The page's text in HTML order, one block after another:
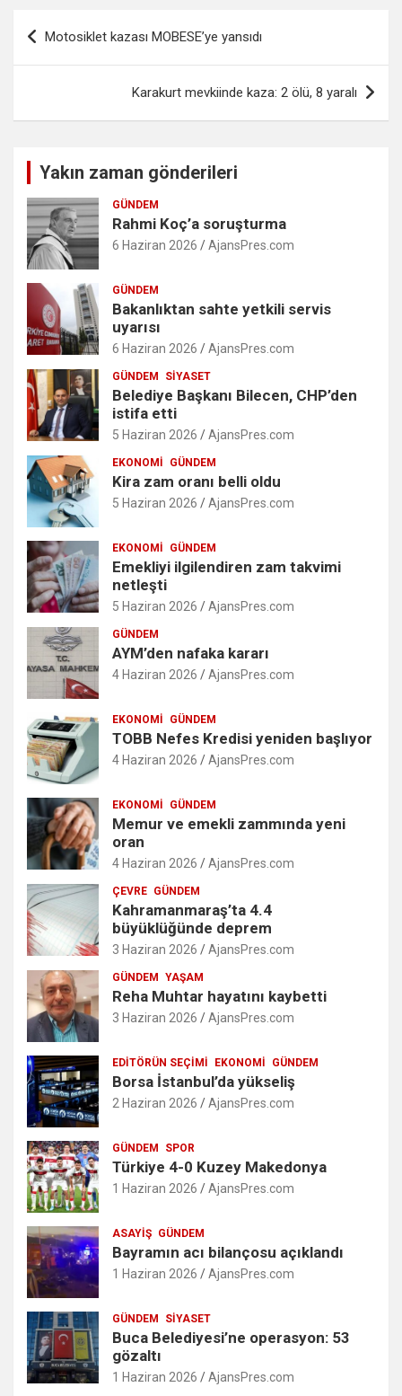
Yazı
gezinmesi
Motosiklet kazası MOBESE’ye yansıdı
Karakurt mevkiinde kaza: 2 ölü, 8 yaralı
Yakın zaman gönderileri
GÜNDEM
Rahmi Koç’a soruşturma
6 Haziran 2026 AjansPres.com
GÜNDEM
Bakanlıktan sahte yetkili servis
uyarısı
6 Haziran 2026 AjansPres.com
GÜNDEM SIYASET
Belediye Başkanı Bilecen, CHP’den
istifa etti
5 Haziran 2026 AjansPres.com
EKONOMI GÜNDEM
Kira zam oranı belli oldu
5 Haziran 2026 AjansPres.com
EKONOMI GÜNDEM
Emekliyi ilgilendiren zam takvimi
netleşti
5 Haziran 2026 AjansPres.com
GÜNDEM
AYM’den nafaka kararı
4 Haziran 2026 AjansPres.com
EKONOMI GÜNDEM
TOBB Nefes Kredisi yeniden başlıyor
4 Haziran 2026 AjansPres.com
EKONOMI GÜNDEM
Memur ve emekli zammında yeni
oran
4 Haziran 2026 AjansPres.com
ÇEVRE GÜNDEM
Kahramanmaraş’ta 4.4
büyüklüğünde deprem
3 Haziran 2026 AjansPres.com
GÜNDEM YAŞAM
Reha Muhtar hayatını kaybetti
3 Haziran 2026 AjansPres.com
EDITÖRÜN SEÇIMI EKONOMI GÜNDEM
Borsa İstanbul’da yükseliş
2 Haziran 2026 AjansPres.com
GÜNDEM SPOR
Türkiye 4-0 Kuzey Makedonya
1 Haziran 2026 AjansPres.com
ASAYIŞ GÜNDEM
Bayramın acı bilançosu açıklandı
1 Haziran 2026 AjansPres.com
GÜNDEM SIYASET
Buca Belediyesi’ne operasyon: 53
gözaltı
1 Haziran 2026 AjansPres.com